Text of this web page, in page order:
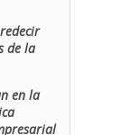
de la
en la